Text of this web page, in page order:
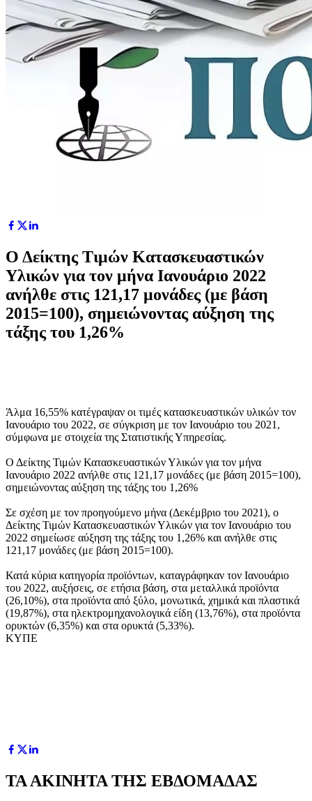
Ο Δείκτης Τιμών Κατασκευαστικών
Υλικών για τον μήνα Ιανουάριο 2022
ανήλθε στις 121,17 μονάδες (με βάση
2015=100), σημειώνοντας αύξηση της
τάξης του 1,26%
Άλμα 16,55% κατέγραψαν οι τιμές κατασκευαστικών υλικών τον
Ιανουάριο του 2022, σε σύγκριση με τον Ιανουάριο του 2021,
σύμφωνα με στοιχεία της Στατιστικής Υπηρεσίας.
Ο Δείκτης Τιμών Κατασκευαστικών Υλικών για τον μήνα
Ιανουάριο 2022 ανήλθε στις 121,17 μονάδες (με βάση 2015=100),
σημειώνοντας αύξηση της τάξης του 1,26%
Σε σχέση με τον προηγούμενο μήνα (Δεκέμβριο του 2021), ο
Δείκτης Τιμών Κατασκευαστικών Υλικών για τον Ιανουάριο του
2022 σημείωσε αύξηση της τάξης του 1,26% και ανήλθε στις
121,17 μονάδες (με βάση 2015=100).
Κατά κύρια κατηγορία προϊόντων, καταγράφηκαν τον Ιανουάριο
του 2022, αυξήσεις, σε ετήσια βάση, στα μεταλλικά προϊόντα
(26,10%), στα προϊόντα από ξύλο, μονωτικά, χημικά και πλαστικά
(19,87%), στα ηλεκτρομηχανολογικά είδη (13,76%), στα προϊόντα
ορυκτών (6,35%) και στα ορυκτά (5,33%).
ΚΥΠΕ
ΤΑ ΑΚΙΝΗΤΑ ΤΗΣ ΕΒΔΟΜΑΔΑΣ